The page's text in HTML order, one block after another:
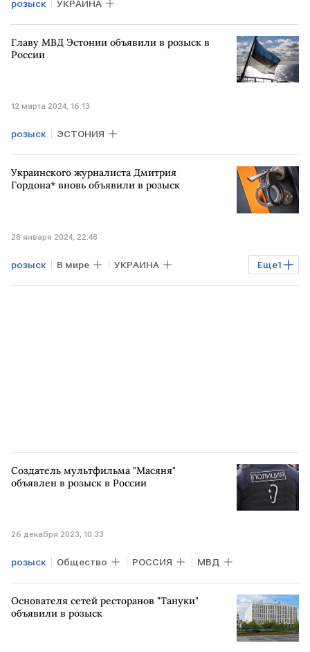
розыск УКРАИНА
Главу МВД Эстонии объявили в розыск в
России
12 марта 2024, 16:13
розыск ЭСТОНИЯ
Украинского журналиста Дмитрия
Гордона* вновь объявили в розыск
28 января 2024, 22:48
Еще1
розыск В мире УКРАИНА
журналист
Создатель мультфильма "Масяня"
объявлен в розыск в России
26 декабря 2023, 10:33
розыск Общество РОССИЯ МВД
Основателя сетей ресторанов "Тануки"
объявили в розыск